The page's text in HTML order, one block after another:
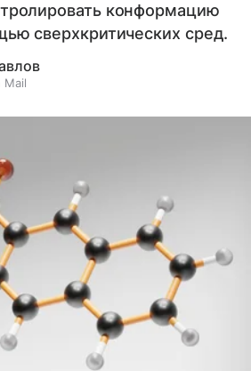
конформацию
сверхкритических сред.
Mail